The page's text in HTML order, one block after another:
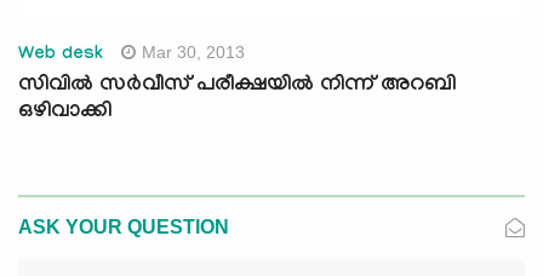
Web desk Mar 30, 2013
സിവില്‍ സര്‍വീസ് പരീക്ഷയില്‍ നിന്ന് അറബി
ഒഴിവാക്കി
ASK YOUR QUESTION